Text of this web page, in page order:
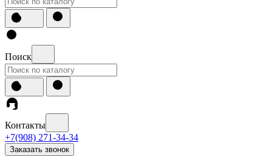
Поиск
Контакты
+7(908) 271-34-34
Заказать звонок